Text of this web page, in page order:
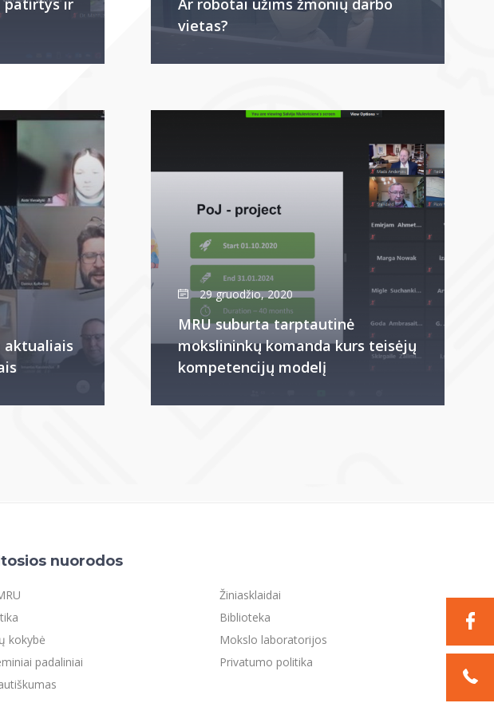
patirtys ir
Ar robotai užims žmonių darbo
vietas?
aktualiais
29 gruodžio, 2020
MRU suburta tarptautinė
mokslininkų komanda kurs teisėjų
kompetencijų modelį
nuorodos
kokybė
padaliniai
Žiniasklaidai
Biblioteka
Mokslo laboratorijos
Privatumo politika